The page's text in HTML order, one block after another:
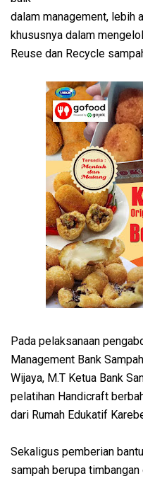
dalam management, lebih
khususnya dalam
Reuse dan Recycle
Pada pelaksanaan
Management Bank
Wijaya, M.T Ketua Bank
pelatihan Handicraft
dari Rumah Edukatif
Sekaligus pemberian
sampah berupa